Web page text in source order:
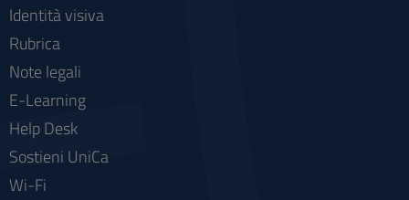
Identità visiva
Rubrica
Note legali
E-Learning
Help Desk
Sostieni UniCa
Wi-Fi